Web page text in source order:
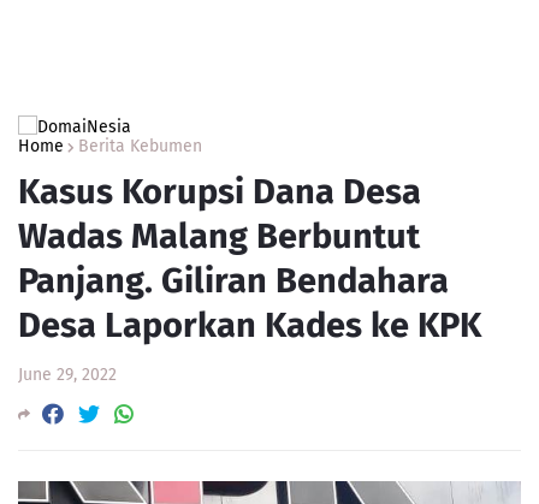
Home Berita Kebumen
Kasus Korupsi Dana Desa
Wadas Malang Berbuntut
Panjang. Giliran Bendahara
Desa Laporkan Kades ke KPK
June 29, 2022